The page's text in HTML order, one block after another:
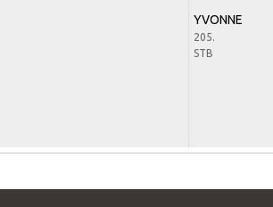
YVONNE
205.
STB